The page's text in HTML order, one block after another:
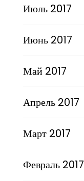
Июль 2017
Июнь 2017
Май 2017
Апрель 2017
Март 2017
Февраль 2017